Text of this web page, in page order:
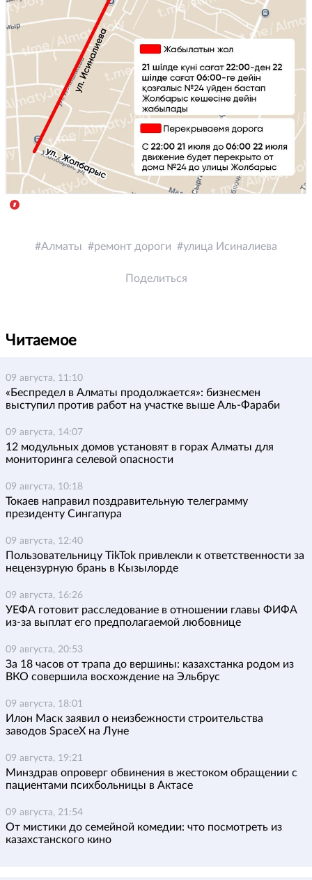
Алматы ремонт дороги улица Исиналиева
Поделиться
Читаемое
09 августа, 11:10
«Беспредел в Алматы продолжается»: бизнесмен
выступил против работ на участке выше Аль-Фараби
09 августа, 14:07
12 модульных домов установят в горах Алматы для
мониторинга селевой опасности
09 августа, 10:18
Токаев направил поздравительную телеграмму
президенту Сингапура
09 августа, 12:40
Пользовательницу TikTok привлекли к ответственности за
нецензурную брань в Кызылорде
09 августа, 16:26
УЕФА готовит расследование в отношении главы ФИФА
из-за выплат его предполагаемой любовнице
09 августа, 20:53
За 18 часов от трапа до вершины: казахстанка родом из
ВКО совершила восхождение на Эльбрус
09 августа, 18:01
Илон Маск заявил о неизбежности строительства
заводов SpaceX на Луне
09 августа, 19:21
Минздрав опроверг обвинения в жестоком обращении с
пациентами психбольницы в Актасе
09 августа, 21:54
От мистики до семейной комедии: что посмотреть из
казахстанского кино